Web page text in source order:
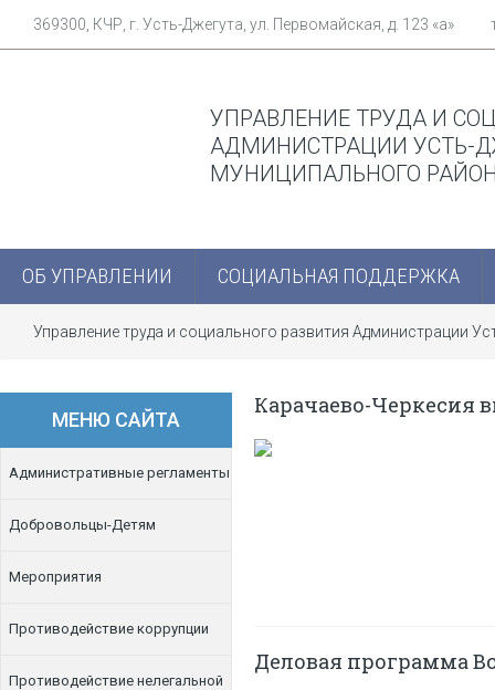
369300, КЧР, г. Усть-Джегута, ул. Первомайская, д. 123 «а»
УПРАВЛЕНИЕ ТРУДА И
АДМИНИСТРАЦИИ УСТЬ-
МУНИЦИПАЛЬНОГО
ОБ УПРАВЛЕНИИ СОЦИАЛЬНАЯ ПОДДЕРЖКА
Управление труда и социального развития Администрации
МЕНЮ САЙТА
Административные регламенты
Добровольцы-Детям
Мероприятия
Противодействие коррупции
Противодействие нелегальной
Карачаево-Черкесия
Деловая программа